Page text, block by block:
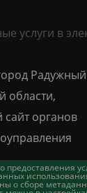
предоставления
о сборе
услуги в
Радужный
области,
органов